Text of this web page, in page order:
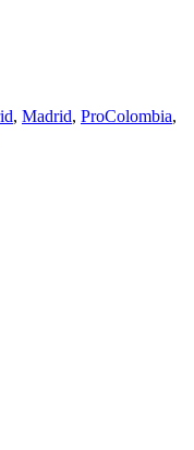
, Madrid, ProColombia,